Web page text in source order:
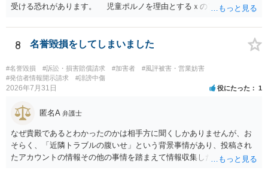
受ける恐れがあります。 児童ポルノを理由とするｘのアカウント凍
は珍しくない）、これも捜索差押を受けるおそれがあります
8 名誉毀損をしてしまいました
#名誉毀損 #訴訟・損害賠償請求 #加害者
#風評被害・営業妨害
#発信者情報開示請求
#誹謗中傷
2026年7月31日 役にたった 1
匿名A 弁護士
なぜ貴殿であるとわかったのかは相手方に聞くしかありませんが、お
そらく、「近隣トラブルの腹いせ」という背景事情があり、投稿され
たアカウントの情報その他の事情を踏まえて情報収集した結果、この